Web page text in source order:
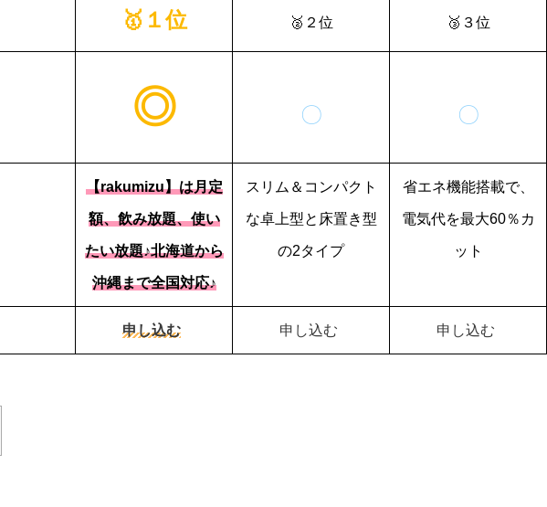
🥇１位 🥈２位 🥉３位
◎ 〇 〇
【rakumizu】は月定
額、飲み放題、使い
たい放題♪北海道から
沖縄まで全国対応♪
スリム＆コンパクト
な卓上型と床置き型
の2タイプ
省エネ機能搭載で、
電気代を最大60％カ
ット
申し込む 申し込む 申し込む